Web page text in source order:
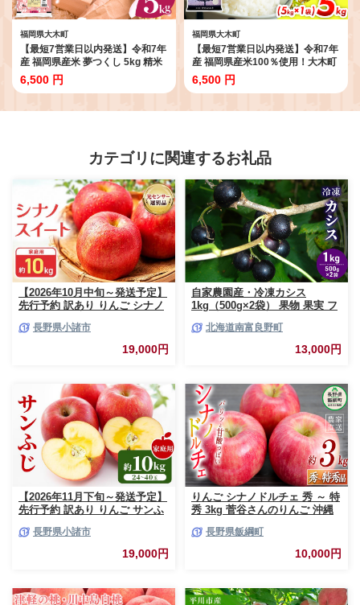
福岡県大木町
【最短7営業日以内発送】令和7年
産 福岡県産米 夢つくし 5kg 精米
※北海道・沖縄・離島は配送不可
CY008_01
6,500 円
福岡県大木町
【最短7営業日以内発送】令和7年
産 福岡県産米100％使用！大木町
ゆめおおき 5kg ※北海道・沖縄・
離島は配送不可 CY005
6,500 円
カテゴリに関連するお礼品
【2026年10月中旬～発送予定】
先行予約 訳あり りんご シナノ
庭用 フルーツ 果物 甘い 訳あり
長野県小諸市
19,000円
自家農園産・冷凍カシス
1kg（500g×2袋） 果物 果実 フ
北海道南富良野町
13,000円
【2026年11月下旬～発送予定】
先行予約 訳あり りんご サンふ
フルーツ 果物 甘い おいしい 林
長野県小諸市
19,000円
りんご シナノドルチェ 秀 ～ 特
秀 3kg 菅谷さんのりんご 沖縄
頃から2026年10月上旬頃まで順
次発送予定 令和8年度出荷分 長
長野県飯綱町
10,000円